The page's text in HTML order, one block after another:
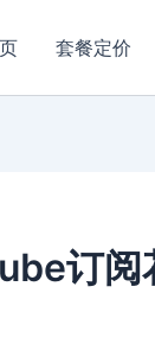
套餐定价
订阅